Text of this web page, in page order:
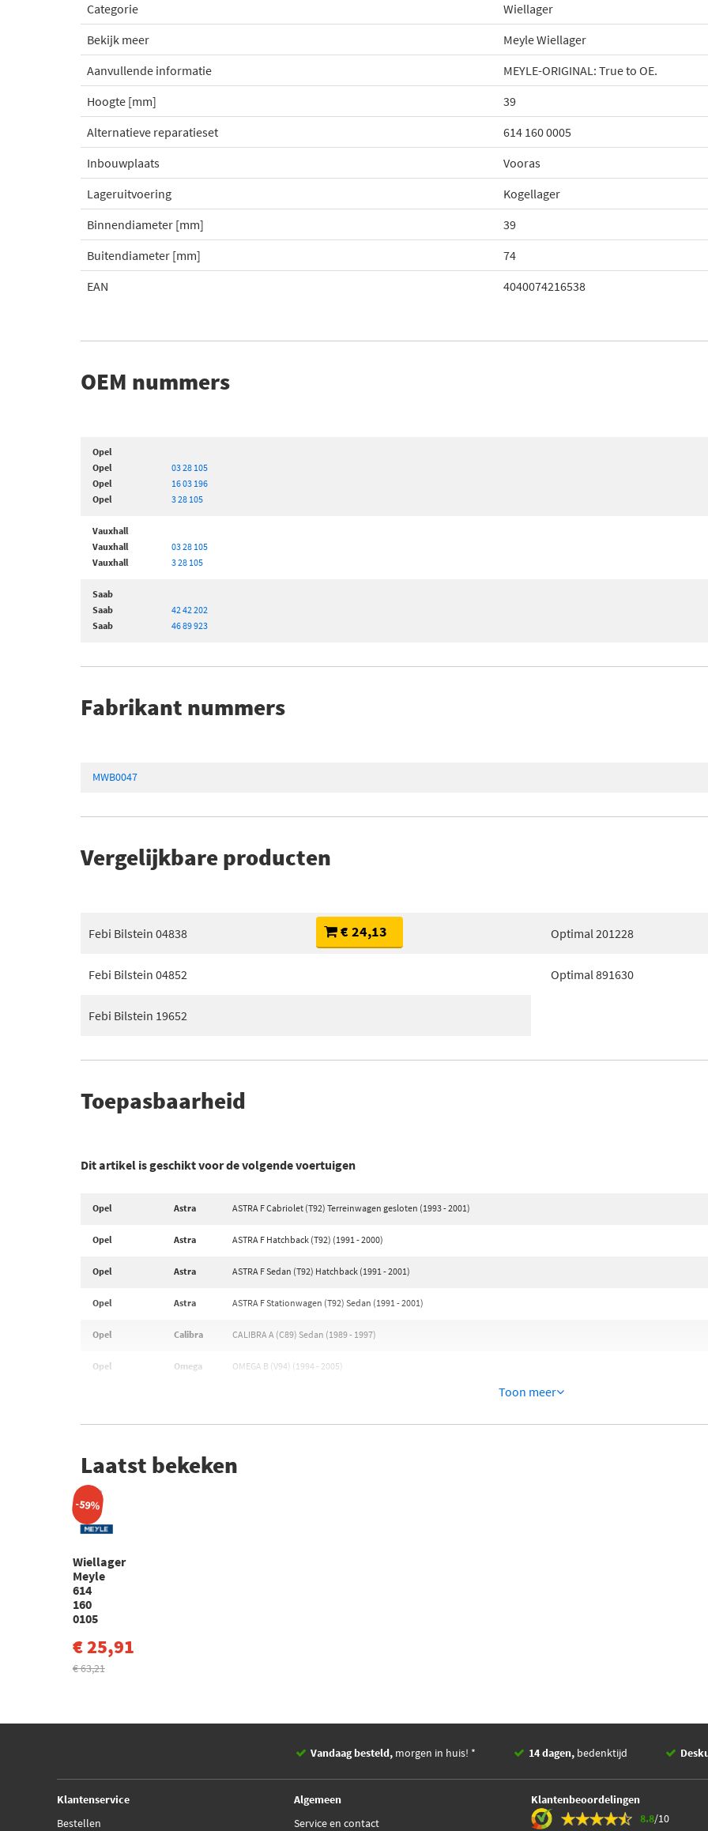
Categorie
Wiellager
Bekijk meer
Meyle Wiellager
Aanvullende informatie
MEYLE-ORIGINAL: True to OE.
Hoogte [mm]
39
Alternatieve reparatieset
614 160 0005
Inbouwplaats
Vooras
Lageruitvoering
Kogellager
Binnendiameter [mm]
39
Buitendiameter [mm]
74
EAN
4040074216538
OEM nummers
Opel
Opel
03 28 105
Opel
16 03 196
Opel
3 28 105
Vauxhall
Vauxhall
03 28 105
Vauxhall
3 28 105
Saab
Saab
42 42 202
Saab
46 89 923
Fabrikant nummers
MWB0047
Vergelijkbare producten
Febi Bilstein 04838 € 24,13
Febi Bilstein 04852
Febi Bilstein 19652
Optimal 201228
Optimal 891630
Toepasbaarheid
Dit artikel is geschikt voor de volgende voertuigen
Opel Astra ASTRA F Cabriolet (T92) Terreinwagen gesloten (1993 - 2001)
Opel Astra ASTRA F Hatchback (T92) (1991 - 2000)
Opel Astra ASTRA F Sedan (T92) Hatchback (1991 - 2001)
Opel Astra ASTRA F Stationwagen (T92) Sedan (1991 - 2001)
Opel Calibra CALIBRA A (C89) Sedan (1989 - 1997)
Opel Omega OMEGA B (V94) (1994 - 2005)
Toon meer
Laatst bekeken
-59%
Wiellager
Meyle
614
160
0105
€ 25,91
€ 63,21
Vandaag besteld, morgen in huis! * 14 dagen, bedenktijd
Klantenservice
Bestellen
Algemeen
Service en contact
Klantenbeoordelingen
8.8/10